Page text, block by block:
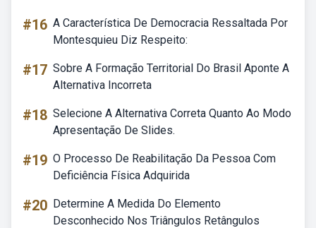
#16 A Característica De Democracia Ressaltada Por
Montesquieu Diz Respeito:
#17 Sobre A Formação Territorial Do Brasil Aponte A
Alternativa Incorreta
#18 Selecione A Alternativa Correta Quanto Ao Modo
Apresentação De Slides.
#19 O Processo De Reabilitação Da Pessoa Com
Deficiência Física Adquirida
#20 Determine A Medida Do Elemento
Desconhecido Nos Triângulos Retângulos